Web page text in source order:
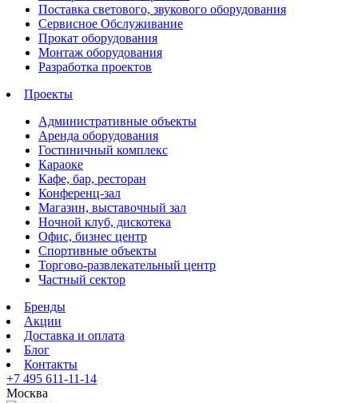
Поставка светового, звукового оборудования
Сервисное Обслуживание
Прокат оборудования
Монтаж оборудования
Разработка проектов
Проекты
Административные объекты
Аренда оборудования
Гостиничный комплекс
Караоке
Кафе, бар, ресторан
Конференц-зал
Магазин, выставочный зал
Ночной клуб, дискотека
Офис, бизнес центр
Спортивные объекты
Торгово-развлекательный центр
Частный сектор
Бренды
Акции
Доставка и оплата
Блог
Контакты
+7 495 611-11-14
Москва